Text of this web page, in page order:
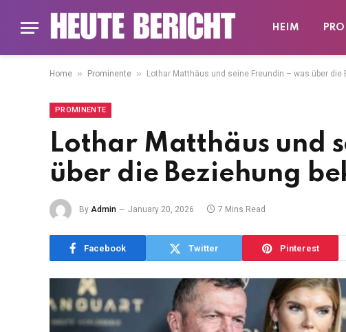
HEIM
Home » Prominente » Lothar Matthäus und seine Freundin – was über die
PROMINENTE
Lothar Matthäus und
über die Beziehung
By Admin January 20, 2026 7 Mins Read
Facebook Twitter Pinterest